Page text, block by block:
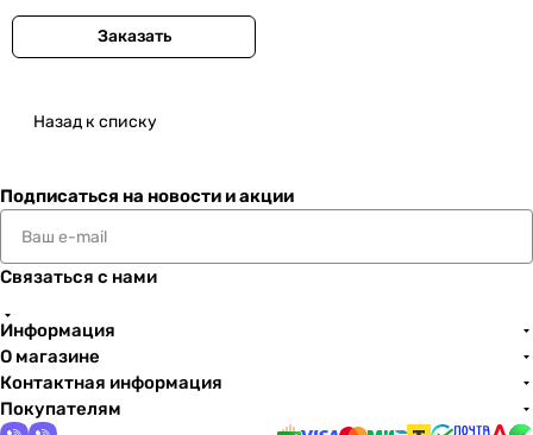
Заказать
Назад к списку
Подписаться на новости и акции
Связаться с нами
Информация
О магазине
Контактная информация
Покупателям